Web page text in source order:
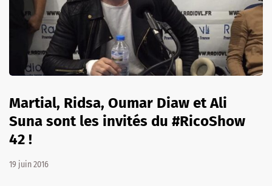
Martial, Ridsa, Oumar Diaw et Ali
Suna sont les invités du #RicoShow
42 !
19 juin 2016